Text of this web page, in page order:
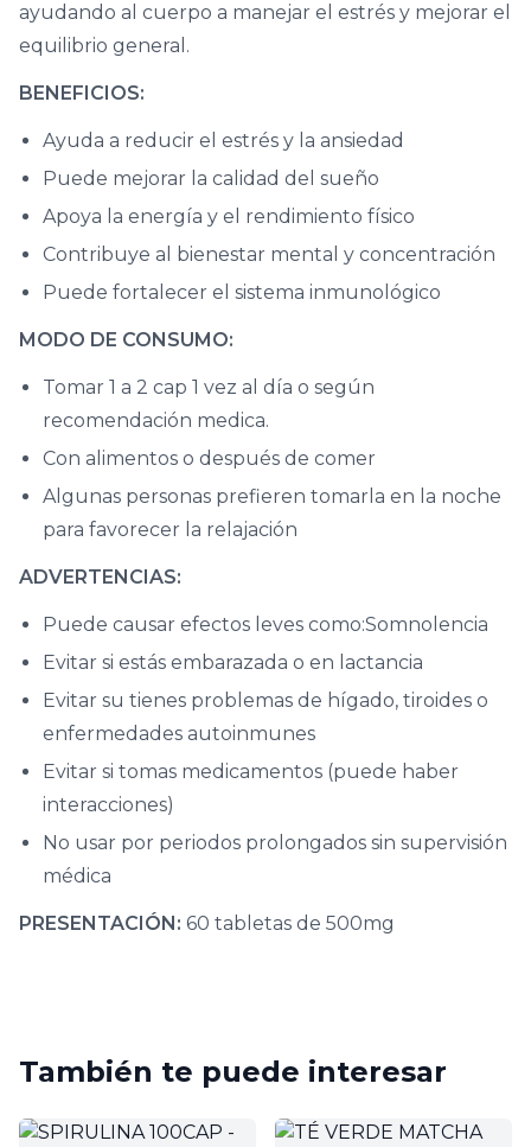
ayudando al cuerpo a manejar el estrés y mejorar el
equilibrio general.
BENEFICIOS:
Ayuda a reducir el estrés y la ansiedad
Puede mejorar la calidad del sueño
Apoya la energía y el rendimiento físico
Contribuye al bienestar mental y concentración
Puede fortalecer el sistema inmunológico
MODO DE CONSUMO:
Tomar 1 a 2 cap 1 vez al día o según
recomendación medica.
Con alimentos o después de comer
Algunas personas prefieren tomarla en la noche
para favorecer la relajación
ADVERTENCIAS:
Puede causar efectos leves como:Somnolencia
Evitar si estás embarazada o en lactancia
Evitar su tienes problemas de hígado, tiroides o
enfermedades autoinmunes
Evitar si tomas medicamentos (puede haber
interacciones)
No usar por periodos prolongados sin supervisión
médica
PRESENTACIÓN: 60 tabletas de 500mg
También te puede interesar